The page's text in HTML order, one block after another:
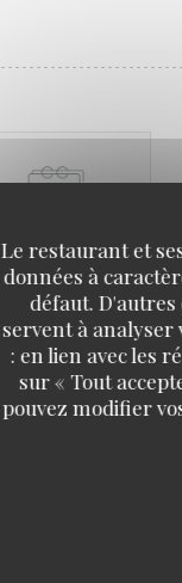
Le restaurant et
données à
défaut.
servent à analyser
: en lien avec les
sur « Tout
pouvez modifier